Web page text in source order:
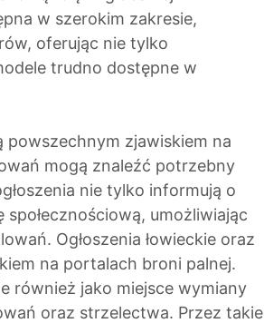
w szerokim zakresie,
oferując nie tylko
trudno dostępne w
powszechnym zjawiskiem na
mogą znaleźć potrzebny
nie tylko informują o
umożliwiając
Ogłoszenia łowieckie oraz
na portalach broni palnej.
również jako miejsce wymiany
oraz strzelectwa. Przez takie